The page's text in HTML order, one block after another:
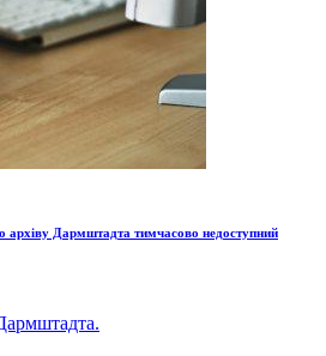
архіву Дармштадта тимчасово недоступний